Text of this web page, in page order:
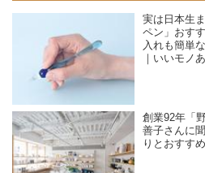
実は日本生
ペン」おす
入れも簡単
｜いいモノ
創業92年「
善子さんに
りとおすす